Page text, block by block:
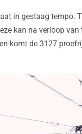
in gestaag tempo.
kan na verloop
komt de 3127